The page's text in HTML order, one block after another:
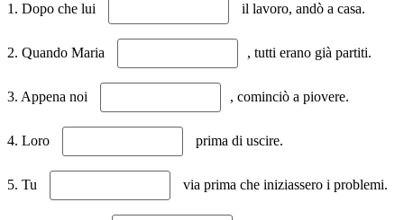
1. Dopo che lui il lavoro, andò a casa.
2. Quando Maria , tutti erano già partiti.
3. Appena noi , cominciò a piovere.
4. Loro prima di uscire.
5. Tu via prima che iniziassero i problemi.